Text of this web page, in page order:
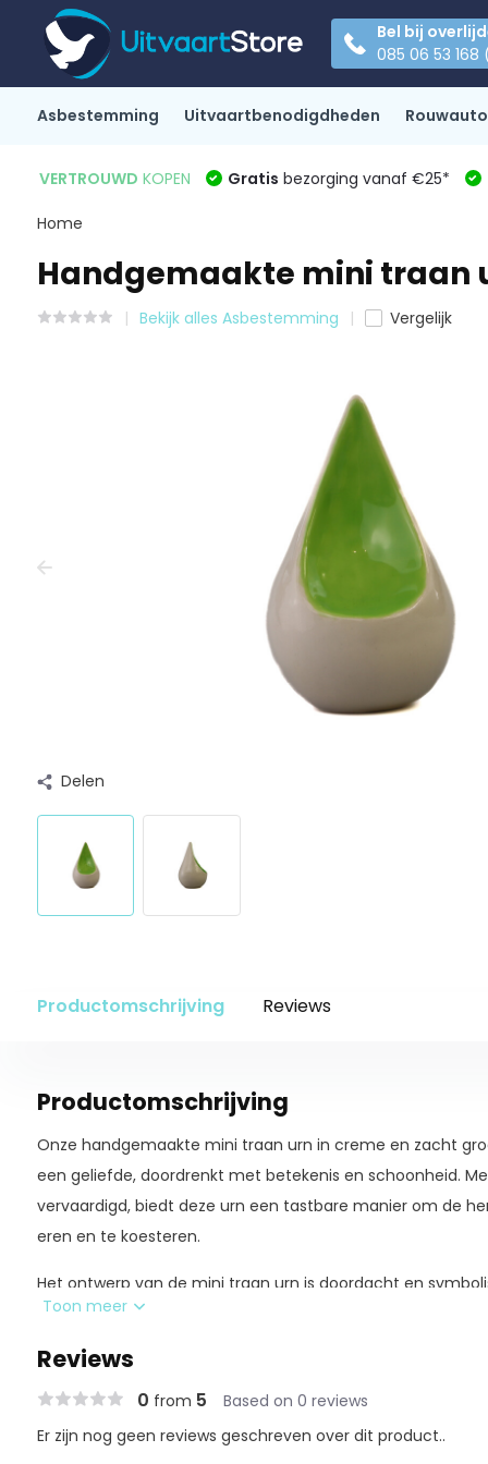
Bel bij
085 06 53
Asbestemming Uitvaartbenodigdheden
VERTROUWD KOPEN Gratis bezorging vanaf €25*
Home
Handgemaakte mini traan
Bekijk alles Asbestemming Vergelijk
Delen
Productomschrijving Reviews
Productomschrijving
Onze handgemaakte mini traan urn in creme en zacht
een geliefde, doordrenkt met betekenis en schoonheid.
vervaardigd, biedt deze urn een tastbare manier om de
eren en te koesteren.
Het ontwerp van de mini traan urn is doordacht en
contouren weerspiegelen het verdriet van het verlies,
van creme en groen staat voor hoop, groei en eenheid
unieke nuances en subtiele variaties die elk stuk zijn eigen
Toon meer
Reviews
0 from 5 Based on 0 reviews
Er zijn nog geen reviews geschreven over dit product..